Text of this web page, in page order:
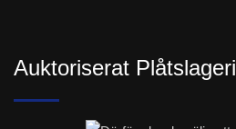
Auktoriserat Plåtslageri